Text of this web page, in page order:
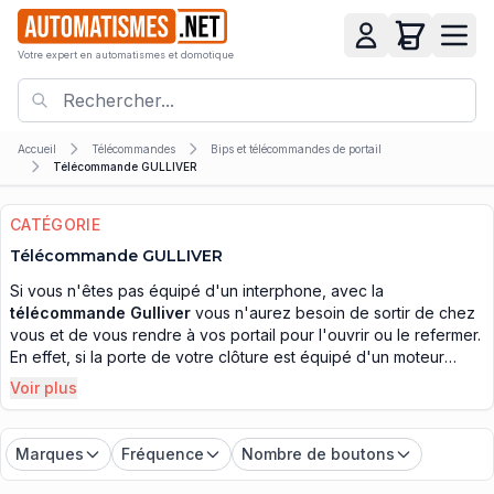
Votre expert en automatismes et domotique
Accueil Télécommandes
Bips et télécommandes de portail
Télécommande GULLIVER
CATÉGORIE
Télécommande GULLIVER
Si vous n'êtes pas équipé d'un interphone, avec la
télécommande Gulliver vous n'aurez besoin de sortir de chez
vous et de vous rendre à vos portail pour l'ouvrir ou le refermer.
En effet, si la porte de votre clôture est équipé d'un moteur
automatique, vous pourrez effectuer cette manœuvre en utilisant
les télécommandes Gulliver, qui vont donner l'ordre à votre
plus dans l'obligation de devoir vous déplacer physiquement
pour réaliser cette opération et vous pourrez facilement vérifier
Voir plus
Marques Fréquence Nombre de boutons